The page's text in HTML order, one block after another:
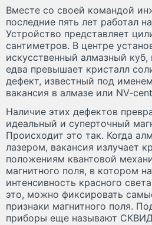
Вместе со своей командой
последние пять лет работал
Устройство представляет
сантиметров. В центре
искусственный алмазный
едва превышает кристалл
дефект, известный под
вакансия в алмазе или NV-
Наличие этих дефектов
идеальный и суперточный
Происходит это так. Когда
лазером, вакансия излучает
положениям квантовой
магнитного поля, в котором
интенсивность красного
это, можно фиксировать
признаки магнитного поля.
приборы еще называют